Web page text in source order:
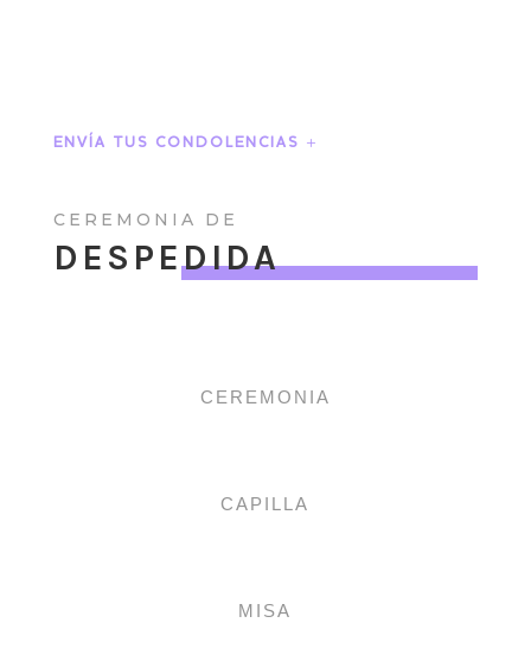
ENVÍA TUS CONDOLENCIAS
CEREMONIA DE
DESPEDIDA
CEREMONIA
CAPILLA
MISA